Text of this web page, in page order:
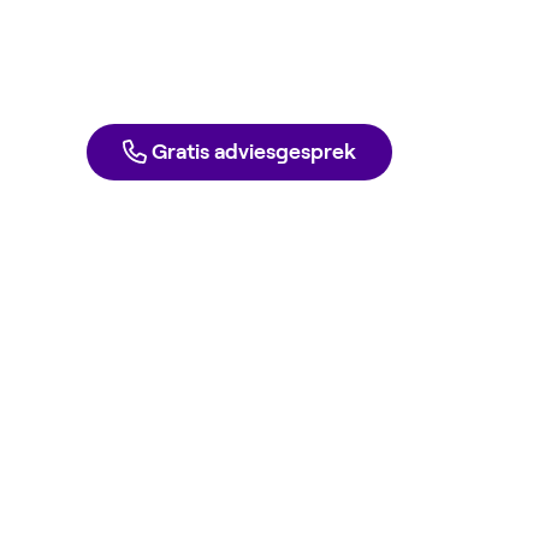
Gratis adviesgesprek